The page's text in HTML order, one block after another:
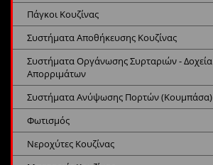
Πάγκοι Κουζίνας
Συστήματα Αποθήκευσης Κουζίνας
Συστήματα Οργάνωσης Συρταριών - Δοχεία
Απορριμάτων
Συστήματα Ανύψωσης Πορτών (Κουμπάσα)
Φωτισμός
Νεροχύτες Κουζίνας